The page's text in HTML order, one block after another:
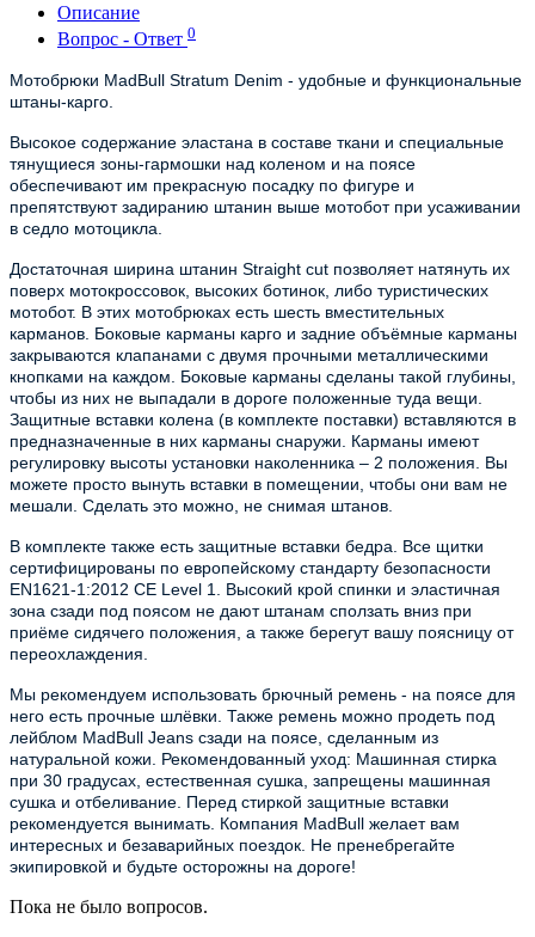
Описание
Вопрос - Ответ 0
Мотобрюки MadBull Stratum Denim - удобные и функциональные
штаны-карго.
Высокое содержание эластана в составе ткани и специальные
тянущиеся зоны-гармошки над коленом и на поясе
обеспечивают им прекрасную посадку по фигуре и
препятствуют задиранию штанин выше мотобот при усаживании
в седло мотоцикла.
Достаточная ширина штанин Straight cut позволяет натянуть их
поверх мотокроссовок, высоких ботинок, либо туристических
мотобот. В этих мотобрюках есть шесть вместительных
карманов. Боковые карманы карго и задние объёмные карманы
закрываются клапанами с двумя прочными металлическими
кнопками на каждом. Боковые карманы сделаны такой глубины,
чтобы из них не выпадали в дороге положенные туда вещи.
Защитные вставки колена (в комплекте поставки) вставляются в
предназначенные в них карманы снаружи. Карманы имеют
регулировку высоты установки наколенника – 2 положения. Вы
можете просто вынуть вставки в помещении, чтобы они вам не
мешали. Сделать это можно, не снимая штанов.
В комплекте также есть защитные вставки бедра. Все щитки
сертифицированы по европейскому стандарту безопасности
EN1621-1:2012 CE Level 1. Высокий крой спинки и эластичная
зона сзади под поясом не дают штанам сползать вниз при
приёме сидячего положения, а также берегут вашу поясницу от
переохлаждения.
Мы рекомендуем использовать брючный ремень - на поясе для
него есть прочные шлёвки. Также ремень можно продеть под
лейблом MadBull Jeans сзади на поясе, сделанным из
натуральной кожи. Рекомендованный уход: Машинная стирка
при 30 градусах, естественная сушка, запрещены машинная
сушка и отбеливание. Перед стиркой защитные вставки
рекомендуется вынимать. Компания MadBull желает вам
интересных и безаварийных поездок. Не пренебрегайте
экипировкой и будьте осторожны на дороге!
Пока не было вопросов.